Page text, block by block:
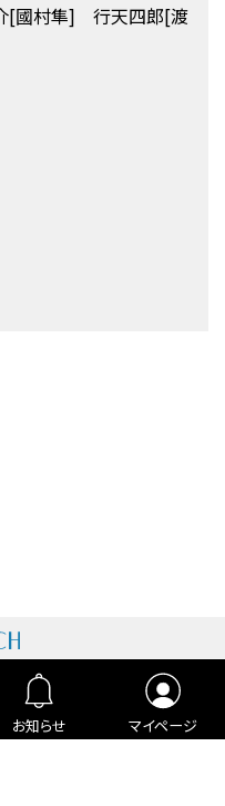
お知らせ マイページ
[國村隼] 行天四郎[渡
ー
cookieポリシー
より
広告掲載について